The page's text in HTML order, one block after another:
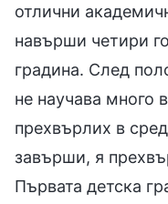
отлични
навърши четири
градина. След
не научава много
прехвърлих в
завърши, я
Първата детска